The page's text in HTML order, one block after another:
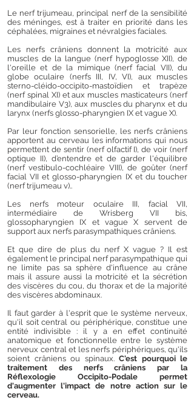
Le nerf trijumeau, principal nerf de la sensibilité
des méninges, est à traiter en priorité dans les
céphalées, migraines et névralgies faciales.
Les nerfs crâniens donnent la motricité aux
muscles de la langue (nerf hypoglosse XII), de
l'oreille et de la mimique (nerf facial VII), du
globe oculaire (nerfs III, IV, VI), aux muscles
sterno-cléido-occipito-mastoïdien et trapèze
(nerf spinal XI) et aux muscles masticateurs (nerf
mandibulaire V3), aux muscles du pharynx et du
larynx (nerfs glosso-pharyngien IX et vague X).
Par leur fonction sensorielle, les nerfs crâniens
apportent au cerveau les informations qui nous
permettent de sentir (nerf olfactif I), de voir (nerf
optique II), d’entendre et de garder l'équilibre
(nerf vestibulo-cochléaire VIII), de goûter (nerf
facial VII et glosso-pharyngien IX et du toucher
(nerf trijumeau v)..
Les nerfs moteur oculaire III, facial VII,
intermédiaire de Wrisberg VII bis,
glossopharyngien IX et vague X servent de
support aux nerfs parasympathiques crâniens.
Et que dire de plus du nerf X vague ? Il est
également le principal nerf parasympathique qui
ne limite pas sa sphère d'influence au crâne
mais il assure aussi la motricité et la sécrétion
des viscères du cou, du thorax et de la majorité
des viscères abdominaux.
Il faut garder à l'esprit que le système nerveux,
qu'il soit central ou périphérique, constitue une
entité indivisible : il y a en effet continuité
anatomique et fonctionnelle entre le système
nerveux central et les nerfs périphériques, qu'ils
soient crâniens ou spinaux. C'est pourquoi le
traitement des nerfs crâniens par la
Réflexologie
Occipito-Podale permet
d'augmenter l'impact de notre action sur le
cerveau.